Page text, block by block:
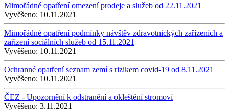
Mimořádné opatření omezení prodeje a služeb od 22.11.2021
Vyvěšeno: 10.11.2021
Mimořádné opatření podmínky návštěv zdravotnických zařízeních a
zařízení sociálních služeb od 15.11.2021
Vyvěšeno: 10.11.2021
Ochranné opatření seznam zemí s rizikem covid-19 od 8.11.2021
Vyvěšeno: 10.11.2021
ČEZ - Upozornění k odstranění a okleštění stromoví
Vyvěšeno: 3.11.2021